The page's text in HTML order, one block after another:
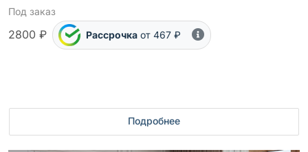
Под заказ
2800 ₽ Рассрочка от 467 ₽
Подробнее